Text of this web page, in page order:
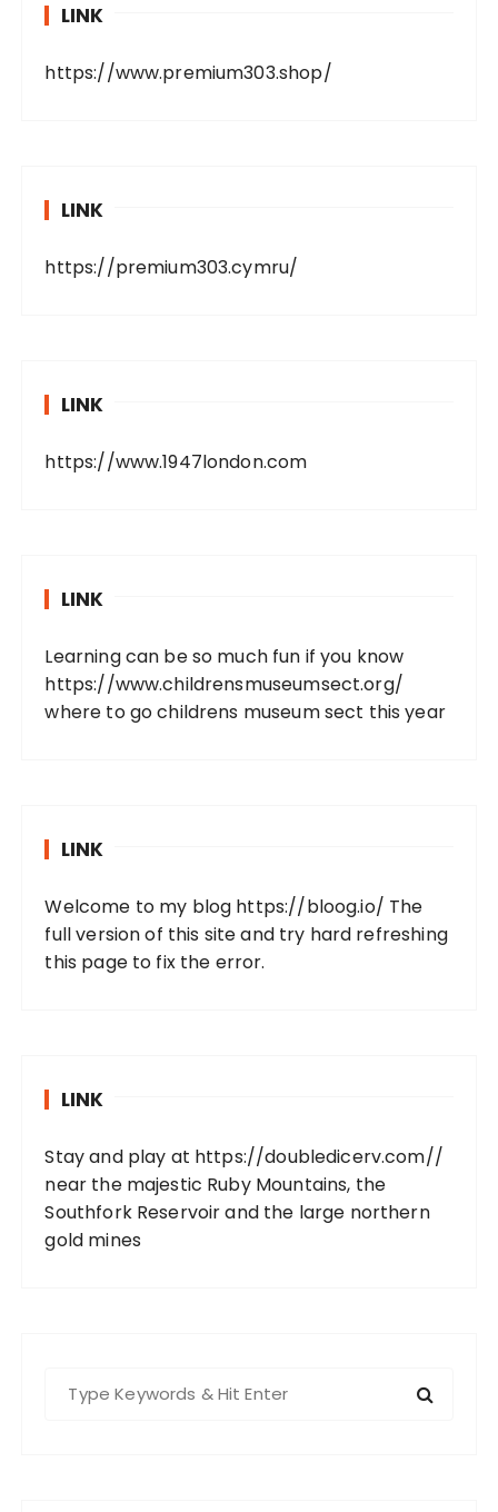
LINK
https://www.premium303.shop/
LINK
https://premium303.cymru/
LINK
https://www.1947london.com
LINK
Learning can be so much fun if you know
https://www.childrensmuseumsect.org/
where to go childrens museum sect this year
LINK
Welcome to my blog https://bloog.io/ The
full version of this site and try hard refreshing
this page to fix the error.
LINK
Stay and play at https://doubledicerv.com//
near the majestic Ruby Mountains, the
Southfork Reservoir and the large northern
gold mines